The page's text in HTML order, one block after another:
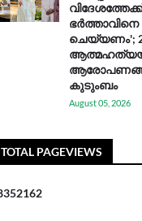
ഭർത്താവിനെ
ചെയ്യണം';
കുടുംബം
August 05, 2026
TOTAL PAGEVIEWS
352162